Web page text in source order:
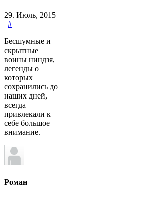
29. Июль, 2015
| #
Бесшумные и
скрытные
воины ниндзя,
легенды о
которых
сохранились до
наших дней,
всегда
привлекали к
себе большое
внимание.
Роман